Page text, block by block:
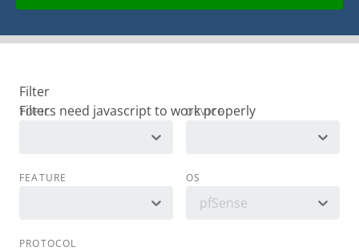
Filter
TOPIC DEVICE
FEATURE OS
pfSense
PROTOCOL